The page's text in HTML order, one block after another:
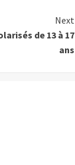
Next
de 13 à 17
ans